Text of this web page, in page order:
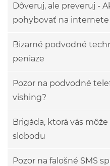
Dôveruj, ale preveruj -
pohybovať na internete
Bizarné podvodné
peniaze
Pozor na podvodné
vishing?
Brigáda, ktorá vás
slobodu
Pozor na falošné SMS